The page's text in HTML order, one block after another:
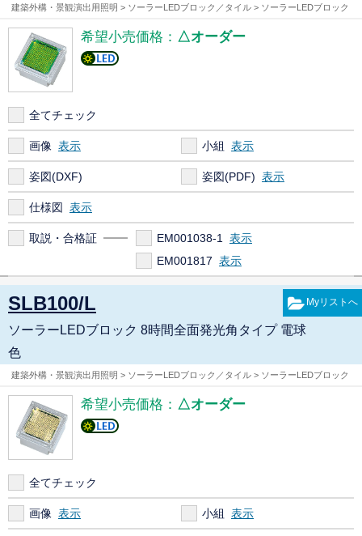
建築外構・景観演出用照明 > ソーラーLEDブロック／タイル > ソーラーLEDブロック
希望小売価格： △オーダー
全てチェック
画像 小組
姿図(DXF) 姿図(PDF)
仕様図
取説・合格証
EM001038-1
EM001817
SLB100/L
ソーラーLEDブロック 8時間全面発光角タイプ 電球
色
建築外構・景観演出用照明 > ソーラーLEDブロック／タイル > ソーラーLEDブロック
希望小売価格： △オーダー
全てチェック
画像 小組